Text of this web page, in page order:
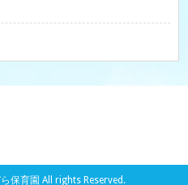
保育園 All rights Reserved.